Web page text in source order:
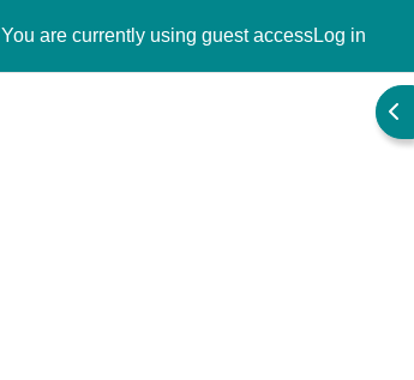
You are currently using guest accessLog in